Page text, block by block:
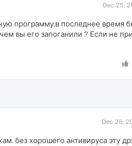
Dec 25,
программу,в последнее время
вы его запоганили ? Если не
Dec 25,
без хорошего антивируса эту